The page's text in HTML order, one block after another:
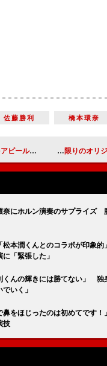
佐藤勝利 橋本環奈
育てようとしています」 広瀬すず「“やり過ぎ”るって
奈にホルン演奏のサプライズ
松本潤くんとのコラボが印象
「緊張した」
くんの輝きには勝てない」 独
いく」
鼻をほじったのは初めてです
技